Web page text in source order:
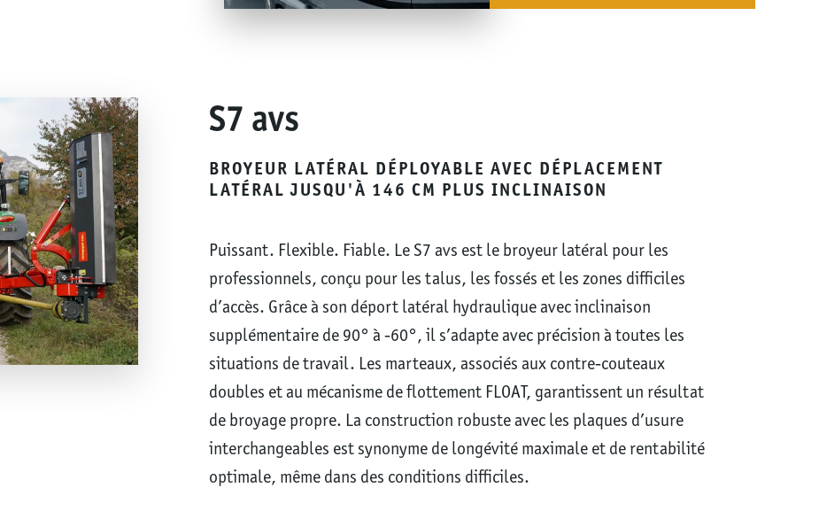
S7 avs
BROYEUR LATÉRAL DÉPLOYABLE AVEC DÉPLACEMENT
LATÉRAL JUSQU'À 146 CM PLUS INCLINAISON
Puissant. Flexible. Fiable. Le S7 avs est le broyeur latéral pour les
professionnels, conçu pour les talus, les fossés et les zones difficiles
d’accès. Grâce à son déport latéral hydraulique avec inclinaison
supplémentaire de 90° à -60°, il s’adapte avec précision à toutes les
situations de travail. Les marteaux, associés aux contre-couteaux
doubles et au mécanisme de flottement FLOAT, garantissent un résultat
de broyage propre. La construction robuste avec les plaques d’usure
interchangeables est synonyme de longévité maximale et de rentabilité
optimale, même dans des conditions difficiles.